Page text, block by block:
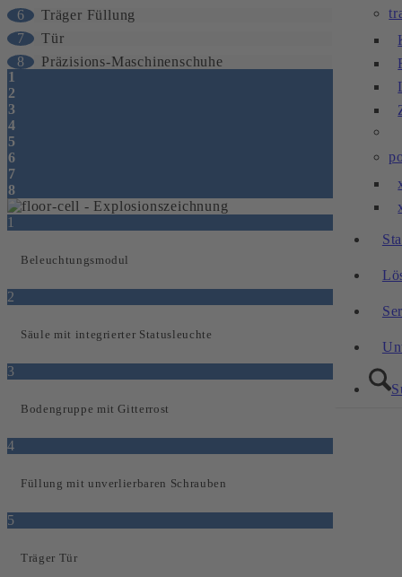
6
Träger Füllung
7
Tür
8
Präzisions-Maschinenschuhe
1
2
3
4
5
6
7
8
1
Beleuchtungsmodul
2
Säule mit integrierter Statusleuchte
3
Bodengruppe mit Gitterrost
4
Füllung mit unverlierbaren Schrauben
5
Träger Tür